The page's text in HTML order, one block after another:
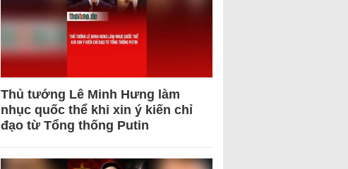
Thủ tướng Lê Minh Hưng làm
nhục quốc thể khi xin ý kiến chỉ
đạo từ Tổng thống Putin